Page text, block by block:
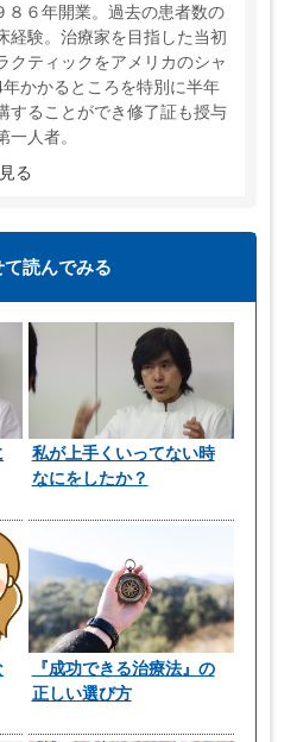
８６年開業。過去の患者数の
経験。治療家を目指した当初
クティックをアメリカのシャ
かかるところを特別に半年
することができ修了証も授与
一人者。
る
て読んでみる
私が上手くいってない時
なにをしたか？
『成功できる治療法』の
正しい選び方